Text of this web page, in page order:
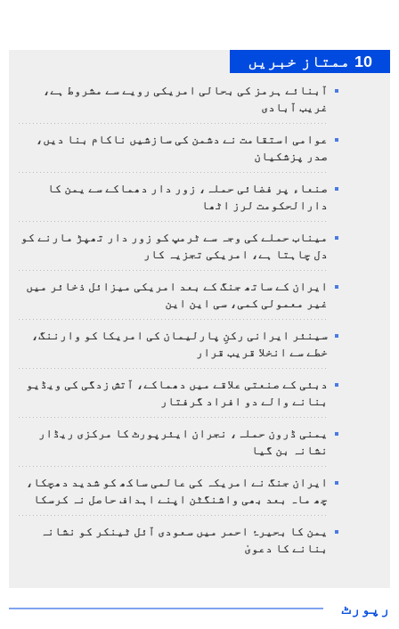
10 ممتاز خبریں
آبنائے ہرمز کی بحالی امریکی رویے سے مشروط ہے،
غریب آبادی
عوامی استقامت نے دشمن کی سازشیں ناکام بنا دیں،
صدر پزشکیان
صنعاء پر فضائی حملہ، زور دار دھماکے سے یمن کا
دارالحکومت لرز اٹھا
میناب حملے کی وجہ سے ٹرمپ کو زور دار تھپڑ مارنے کو
دل چاہتا ہے، امریکی تجزیہ کار
ایران کے ساتھ جنگ کے بعد امریکی میزائل ذخائر میں
غیر معمولی کمی، سی این این
سینئر ایرانی رکنِ پارلیمان کی امریکا کو وارننگ،
خطے سے انخلا قریب قرار
دبئی کے صنعتی علاقے میں دھماکے، آتش زدگی کی ویڈیو
بنانے والے دو افراد گرفتار
یمنی ڈرون حملہ، نجران ایئرپورٹ کا مرکزی ریڈار
نشانہ بن گیا
ایران جنگ نے امریکہ کی عالمی ساکھ کو شدید دھچکا،
چھ ماہ بعد بھی واشنگٹن اپنے اہداف حاصل نہ کرسکا
یمن کا بحیرۂ احمر میں سعودی آئل ٹینکر کو نشانہ
بنانے کا دعویٰ
رپورٹ